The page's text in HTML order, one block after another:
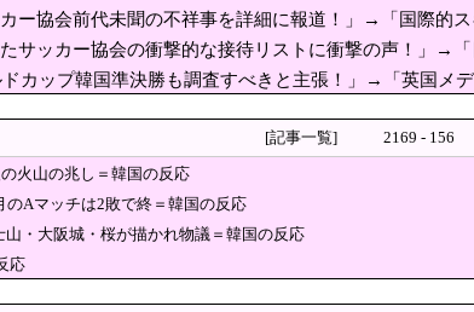
「本当にありがたい」[8/8]
メディア！
論家、「上級公務員試験に合格とは書いて
「グエン」さんだったから次回から別の整備工場にす
号店オープン
で広島の土を踏むな！」→広島県民「お前
いる韓国料理がこちら…」→「これは旨いの
明が立憲に合流する案もあるぞ」
ー協会前代未聞の不祥事を詳細に報道！」→「国際的
サッカー協会の衝撃的な接待リストに衝撃の声！」→「
カップ韓国準決勝も調査すべきと主張！」→「英国メ
[記事一覧]
2169 - 156
火山の兆し＝韓国の反応
Aマッチは2敗で終＝韓国の反応
・大阪城・桜が描かれ物議＝韓国の反応
応